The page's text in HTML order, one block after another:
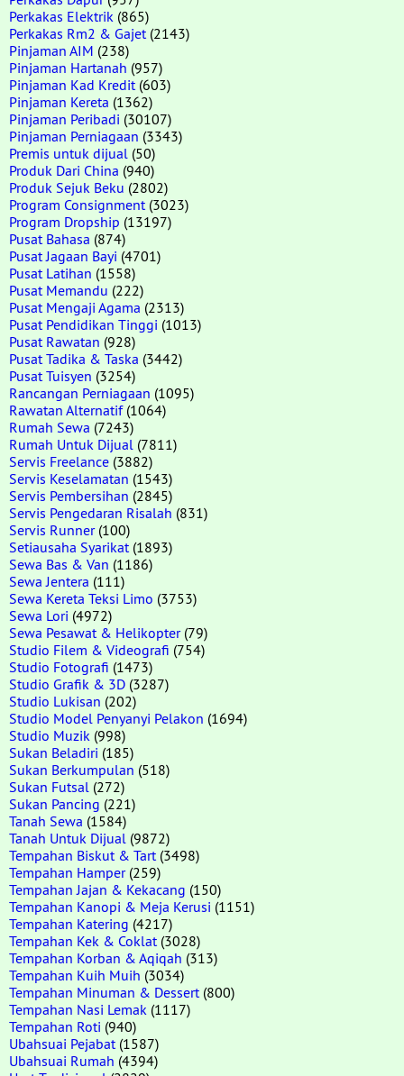
Perkakas Elektrik (865)
Perkakas Rm2 & Gajet (2143)
Pinjaman AIM (238)
Pinjaman Hartanah (957)
Pinjaman Kad Kredit (603)
Pinjaman Kereta (1362)
Pinjaman Peribadi (30107)
Pinjaman Perniagaan (3343)
Premis untuk dijual (50)
Produk Dari China (940)
Produk Sejuk Beku (2802)
Program Consignment (3023)
Program Dropship (13197)
Pusat Bahasa (874)
Pusat Jagaan Bayi (4701)
Pusat Latihan (1558)
Pusat Memandu (222)
Pusat Mengaji Agama (2313)
Pusat Pendidikan Tinggi (1013)
Pusat Rawatan (928)
Pusat Tadika & Taska (3442)
Pusat Tuisyen (3254)
Rancangan Perniagaan (1095)
Rawatan Alternatif(1064)
Rumah Sewa (7243)
Rumah Untuk Dijual (7811)
Servis Freelance (3882)
Servis Keselamatan (1543)
Servis Pembersihan (2845)
Servis Pengedaran Risalah (831)
Servis Runner(100)
Setiausaha Syarikat (1893)
Sewa Bas & Van (1186)
Sewa Jentera (111)
Sewa Kereta Teksi Limo (3753)
Sewa Lori (4972)
Sewa Pesawat & Helikopter(79)
Studio Filem & Videografi (754)
Studio Fotografi (1473)
Studio Grafik & 3D (3287)
Studio Lukisan (202)
Studio Model Penyanyi Pelakon (1694)
Studio Muzik (998)
Sukan Beladiri (185)
Sukan Berkumpulan (518)
Sukan Futsal (272)
Sukan Pancing (221)
Tanah Sewa (1584)
Tanah Untuk Dijual (9872)
Tempahan Biskut & Tart (3498)
Tempahan Hamper(259)
Tempahan Jajan & Kekacang (150)
Tempahan Kanopi & Meja Kerusi (1151)
Tempahan Katering (4217)
Tempahan Kek & Coklat (3028)
Tempahan Korban & Aqiqah (313)
Tempahan Kuih Muih (3034)
Tempahan Minuman & Dessert (800)
Tempahan Nasi Lemak (1117)
Tempahan Roti (940)
Ubahsuai Pejabat (1587)
Ubahsuai Rumah (4394)